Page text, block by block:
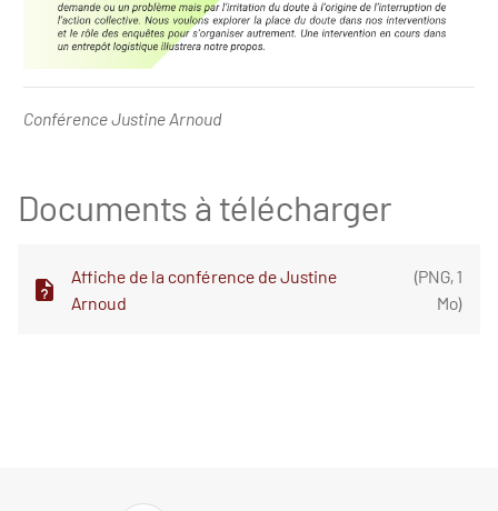
Conférence Justine Arnoud -
Conférence Justine Arnoud
Documents à télécharger
Affiche de la conférence de Justine
Arnoud
(PNG,1
Mo)